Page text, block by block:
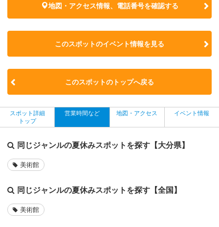
地図・アクセス情報、電話番号を確認する
このスポットのイベント情報を見る
このスポットのトップへ戻る
スポット詳細
トップ
営業時間など 地図・アクセス イベント情報
同じジャンルの夏休みスポットを探す【大分県】
美術館
同じジャンルの夏休みスポットを探す【全国】
美術館